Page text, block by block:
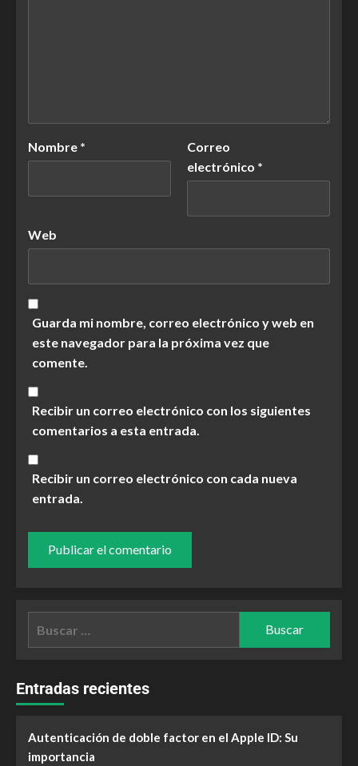
Nombre *
Correo
electrónico *
Web
Guarda mi nombre, correo electrónico y web en
este navegador para la próxima vez que
comente.
Recibir un correo electrónico con los siguientes
comentarios a esta entrada.
Recibir un correo electrónico con cada nueva
entrada.
Entradas recientes
Autenticación de doble factor en el Apple ID: Su
importancia